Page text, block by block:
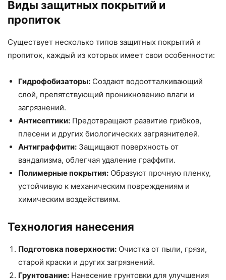
Виды защитных покрытий и
пропиток
Существует несколько типов защитных покрытий и
пропиток, каждый из которых имеет свои особенности:
Гидрофобизаторы: Создают водоотталкивающий
слой, препятствующий проникновению влаги и
загрязнений.
Антисептики: Предотвращают развитие грибков,
плесени и других биологических загрязнителей.
Антиграффити: Защищают поверхность от
вандализма, облегчая удаление граффити.
Полимерные покрытия: Образуют прочную пленку,
устойчивую к механическим повреждениям и
химическим воздействиям.
Технология нанесения
Подготовка поверхности: Очистка от пыли, грязи,
старой краски и других загрязнений.
Грунтование: Нанесение грунтовки для улучшения